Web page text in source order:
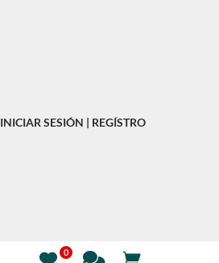
INICIAR SESIÓN | REGÍSTRO